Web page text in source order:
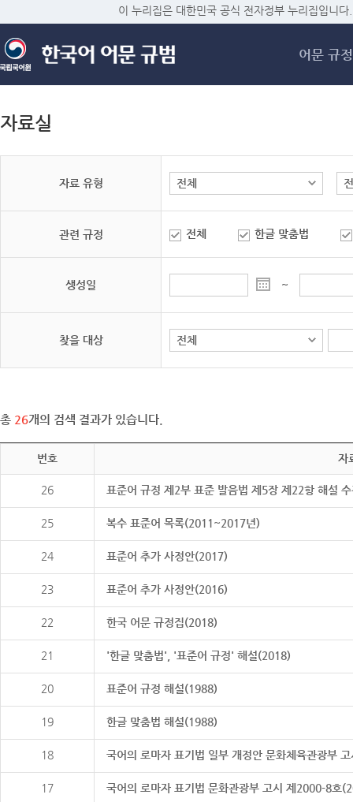
메
이 누리집은 대한민국 공식 전자정부 누리집입니다.
어문 규정
자료실
자료 유형
관련 규정 전체 한글 맞춤법
생성일 ~
찾을 대상
총 26개의 검색 결과가 있습니다.
번호 자
26 표준어 규정 제2부 표준 발음법 제5장 제22항 해설
25 복수 표준어 목록(2011~2017년)
24 표준어 추가 사정안(2017)
23 표준어 추가 사정안(2016)
22 한국 어문 규정집(2018)
21 '한글 맞춤법', '표준어 규정' 해설(2018)
20 표준어 규정 해설(1988)
19 한글 맞춤법 해설(1988)
18 국어의 로마자 표기법 일부 개정안 문화체육관광부
17 국어의 로마자 표기법 문화관광부 고시 제2000-8호